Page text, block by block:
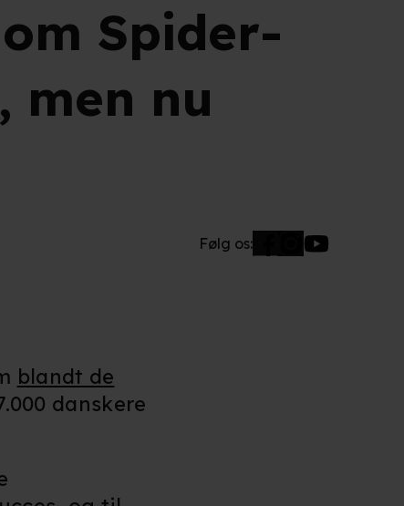
Spider-
men nu
Følg os:
blandt de
danskere